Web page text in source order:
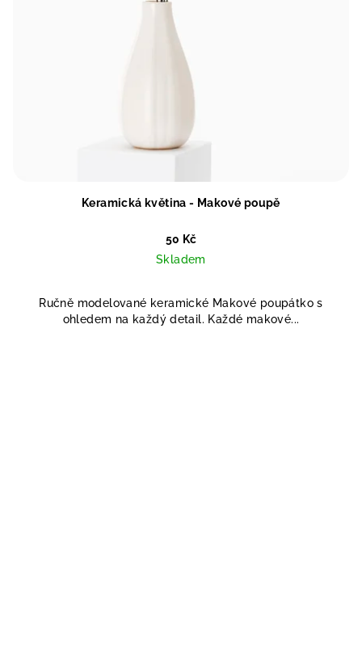
Keramická květina - Makové poupě
50 Kč
Skladem
Ručně modelované keramické Makové poupátko s
ohledem na každý detail. Každé makové...